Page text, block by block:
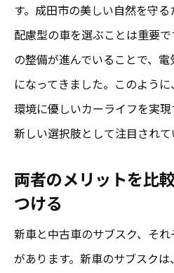
す。成田市の美しい自然を守
配慮型の車を選ぶことは重要
の整備が進んでいることで、
になってきました。このよう
環境に優しいカーライフを実
新しい選択肢として注目されて
両者のメリットを比
つける
新車と中古車のサブスク、そ
があります。新車のサブスク